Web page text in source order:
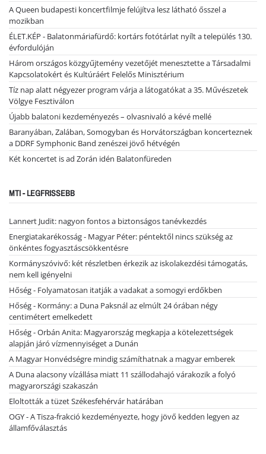
A Queen budapesti koncertfilmje felújítva lesz látható ősszel a
mozikban
ÉLET.KÉP - Balatonmáriafürdő: kortárs fotótárlat nyílt a település 130.
évfordulóján
Három országos közgyűjtemény vezetőjét menesztette a Társadalmi
Kapcsolatokért és Kultúráért Felelős Minisztérium
Tíz nap alatt négyezer program várja a látogatókat a 35. Művészetek
Völgye Fesztiválon
Újabb balatoni kezdeményezés – olvasnivaló a kévé mellé
Baranyában, Zalában, Somogyban és Horvátországban koncerteznek
a DDRF Symphonic Band zenészei jövő hétvégén
Két koncertet is ad Zorán idén Balatonfüreden
MTI - LEGFRISSEBB
Lannert Judit: nagyon fontos a biztonságos tanévkezdés
Energiatakarékosság - Magyar Péter: péntektől nincs szükség az
önkéntes fogyasztáscsökkentésre
Kormányszóvivő: két részletben érkezik az iskolakezdési támogatás,
nem kell igényelni
Hőség - Folyamatosan itatják a vadakat a somogyi erdőkben
Hőség - Kormány: a Duna Paksnál az elmúlt 24 órában négy
centimétert emelkedett
Hőség - Orbán Anita: Magyarország megkapja a kötelezettségek
alapján járó vízmennyiséget a Dunán
A Magyar Honvédségre mindig számíthatnak a magyar emberek
A Duna alacsony vízállása miatt 11 szállodahajó várakozik a folyó
magyarországi szakaszán
Eloltották a tüzet Székesfehérvár határában
OGY - A Tisza-frakció kezdeményezte, hogy jövő kedden legyen az
államfőválasztás